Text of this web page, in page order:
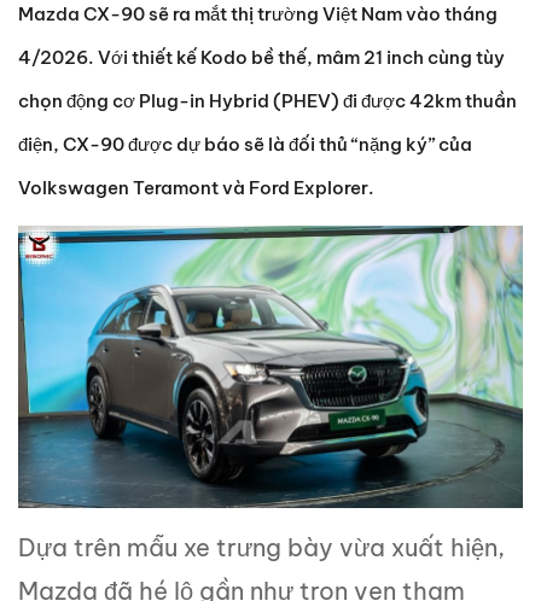
Mazda CX-90 sẽ ra mắt thị trường Việt Nam vào tháng
4/2026. Với thiết kế Kodo bề thế, mâm 21 inch cùng tùy
chọn động cơ Plug-in Hybrid (PHEV) đi được 42km thuần
điện, CX-90 được dự báo sẽ là đối thủ “nặng ký” của
Volkswagen Teramont và Ford Explorer.
Dựa trên mẫu xe trưng bày vừa xuất hiện,
Mazda đã hé lộ gần như trọn vẹn tham